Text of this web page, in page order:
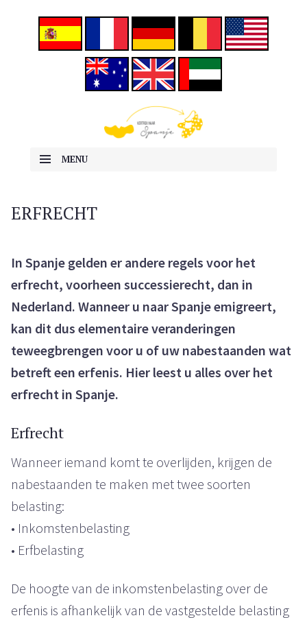
Vertrek naar Spanje
MENU
ERFRECHT
In Spanje gelden er andere regels voor het
erfrecht, voorheen successierecht, dan in
Nederland. Wanneer u naar Spanje emigreert,
kan dit dus elementaire veranderingen
teweegbrengen voor u of uw nabestaanden wat
betreft een erfenis. Hier leest u alles over het
erfrecht in Spanje.
Erfrecht
Wanneer iemand komt te overlijden, krijgen de
nabestaanden te maken met twee soorten
belasting:
• Inkomstenbelasting
• Erfbelasting
De hoogte van de inkomstenbelasting over de
erfenis is afhankelijk van de vastgestelde belasting